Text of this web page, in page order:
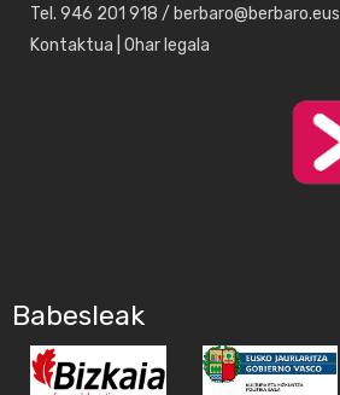
Tel. 946 201 918 / berbaro@berbaro.eus
Kontaktua Ohar legala
Babesleak